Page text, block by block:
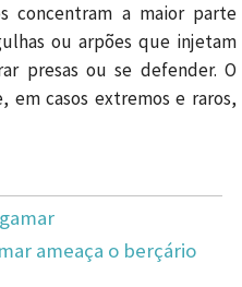
concentram a maior parte
ou arpões que injetam
presas ou se defender. O
em casos extremos e raros,
ameaça o berçário